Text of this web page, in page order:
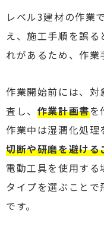
レベル3建材の作業
え、施工手順を誤
れがあるため、作業
作業開始前には、
査し、 作業計画書を
作業中は湿潤化処
切断や研磨を避ける
電動工具を使用す
タイプを選ぶこと
です。